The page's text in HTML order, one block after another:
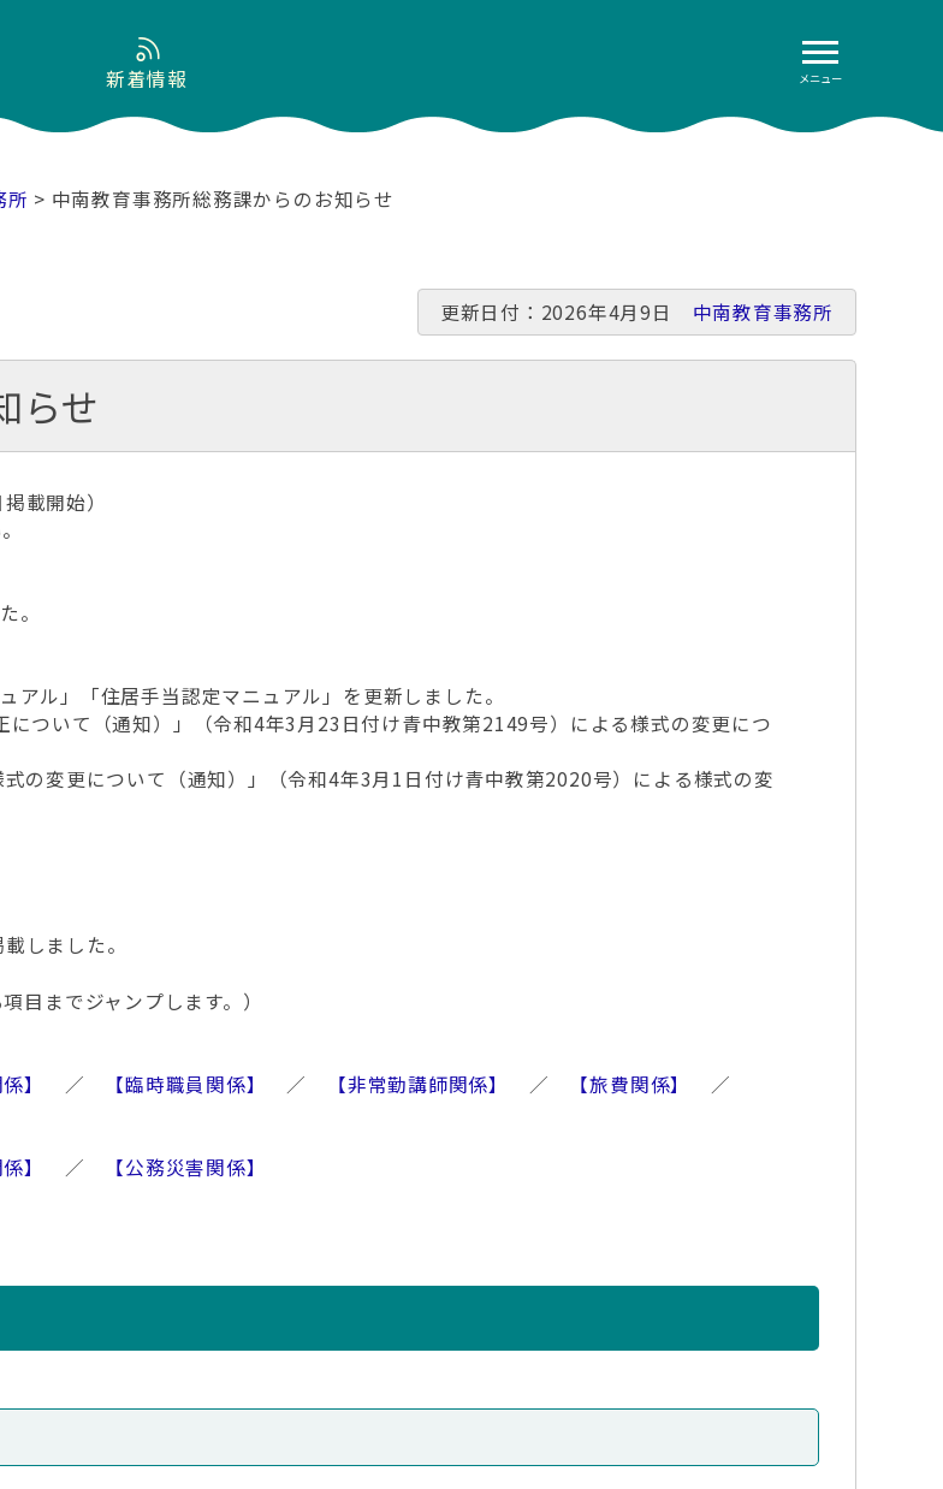
メニュー
新着情報
所 > 中南教育事務所総務課からのお知らせ
更新日付：2026年4月9日 中南教育事務所
らせ
載開始）
。
ル」「住居手当認定マニュアル」を更新しました。
ついて（通知）」（令和4年3月23日付け青中教第2149号）による様式の変更につ
変更について（通知）」（令和4年3月1日付け青中教第2020号）による様式の変
しました。
目までジャンプします。）
】 ／ 【臨時職員関係】 ／ 【非常勤講師関係】 ／ 【旅費関係】
／
】 ／
【公務災害関係】